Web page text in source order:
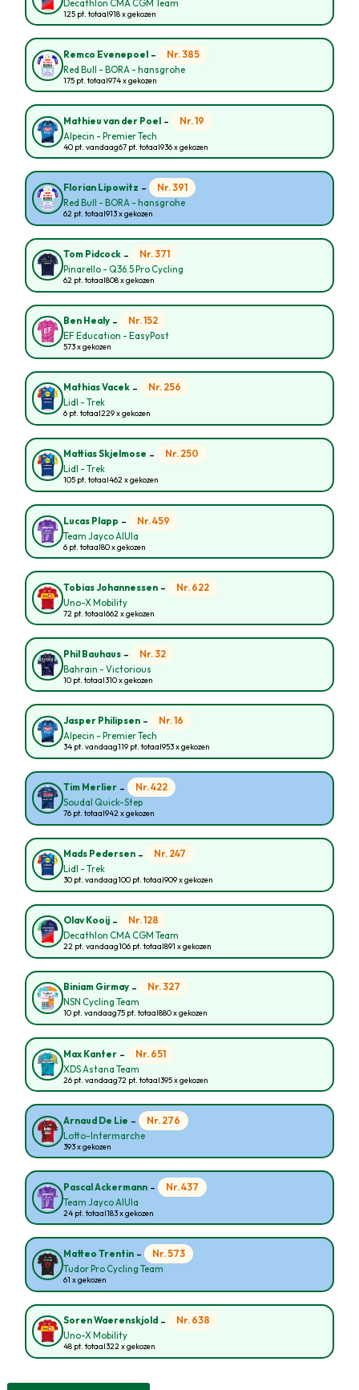
Decathlon CMA CGM Team
125 pt. totaal918 x gekozen
Remco Evenepoel - Nr. 385
Red Bull - BORA - hansgrohe
175 pt. totaal974 x gekozen
Mathieu van der Poel - Nr. 19
Alpecin - Premier Tech
40 pt. vandaag67 pt. totaal936 x gekozen
Florian Lipowitz - Nr. 391
Red Bull - BORA - hansgrohe
62 pt. totaal913 x gekozen
Tom Pidcock - Nr. 371
Pinarello - Q36.5 Pro Cycling
62 pt. totaal808 x gekozen
Ben Healy - Nr. 152
EF Education - EasyPost
573 x gekozen
Mathias Vacek - Nr. 256
Lidl - Trek
6 pt. totaal229 x gekozen
Mattias Skjelmose - Nr. 250
Lidl - Trek
105 pt. totaal462 x gekozen
Lucas Plapp - Nr. 459
Team Jayco AlUla
6 pt. totaal80 x gekozen
Tobias Johannessen - Nr. 622
Uno-X Mobility
72 pt. totaal662 x gekozen
Phil Bauhaus - Nr. 32
Bahrain - Victorious
10 pt. totaal310 x gekozen
Jasper Philipsen - Nr. 16
Alpecin - Premier Tech
34 pt. vandaag119 pt. totaal953 x gekozen
Tim Merlier - Nr. 422
Soudal Quick-Step
76 pt. totaal942 x gekozen
Mads Pedersen - Nr. 247
Lidl - Trek
30 pt. vandaag100 pt. totaal909 x gekozen
Olav Kooij - Nr. 128
Decathlon CMA CGM Team
22 pt. vandaag106 pt. totaal891 x gekozen
Biniam Girmay - Nr. 327
NSN Cycling Team
10 pt. vandaag75 pt. totaal880 x gekozen
Max Kanter - Nr. 651
XDS Astana Team
26 pt. vandaag72 pt. totaal395 x gekozen
Arnaud De Lie - Nr. 276
Lotto-Intermarche
393 x gekozen
Pascal Ackermann - Nr. 437
Team Jayco AlUla
24 pt. totaal183 x gekozen
Matteo Trentin - Nr. 573
Tudor Pro Cycling Team
61 x gekozen
Soren Waerenskjold - Nr. 638
Uno-X Mobility
48 pt. totaal322 x gekozen